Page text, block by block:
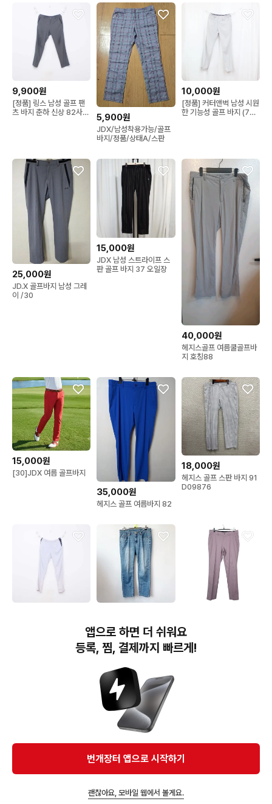
9,900원
[정품] 링스 남성 골프 팬
츠 바지 춘하 신상 82사이
5,900원
JDX/남성착용가능/골프
바지/정품/상태A/스판
10,000원
[정품] 커터앤벅 남성 시원
한 기능성 골프 바지 (78)
25,000원
JD.X 골프바지 남성 그레
이 /30
15,000원
JDX 남성 스트라이프 스
판 골프 바지 37 오일장
40,000원
헤지스골프 여름쿨골프바
지 호칭88
15,000원
[30]JDX 여름 골프바지
35,000원
헤지스 골프 여름바지 82
18,000원
헤지스 골프 스판 바지 91
D09876
츠 춘하 신상 82사이즈 정
헤지스 2022 여성청바지
26
빈폴 골프 잔체크 팬츠 바
지 남성30
번개장터(주) 사업자정보, 이용약관 및 기타 법적고지
번개장터㈜는 통신판매중개자이며, 통신판매의 당사자가 아닙니다. 전자상거래 등에서의
소비자보호에 관한 법률 등 관련 법령 및 번개장터㈜의 약관에 따라 상품, 상품정보, 거래에 관한 책임은
개별 판매자에게 귀속하고, 번개장터㈜는 원칙적으로 회원간 거래에 대하여 책임을 지지 않습니다.
다만, 번개장터㈜가 직접 판매하는 상품에 대한 책임은 번개장터㈜에게 귀속합니다.
Ⓒ Bungaejangter Inc. all rights reserved.
앱으로 하면 더 쉬워요
등록, 찜, 결제까지 빠르게!
번개장터 앱으로 시작하기
괜찮아요, 모바일 웹에서 볼게요.